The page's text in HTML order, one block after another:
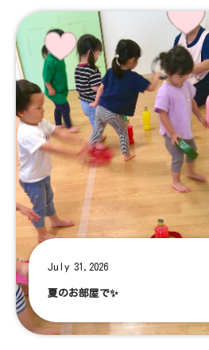
July 31,2026
夏のお部屋で✨